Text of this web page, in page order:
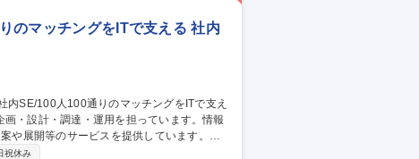
のマッチングをITで支える 社内
や展開等のサービスを提供しています。
用保守■社内用IaaS/SaaS/Idpの設計/構築/運
祝休み